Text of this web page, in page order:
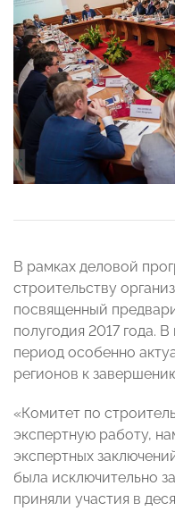
В рамках деловой
строительству
посвященный
полугодия 2017 года.
период особенно
регионов к
«Комитет по
экспертную работу,
экспертных
была исключительно
приняли участия в